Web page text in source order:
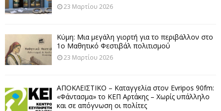
23 Μαρτίου 2026
Κύμη: Μια μεγάλη γιορτή για το περιβάλλον στο
1ο Μαθητικό Φεστιβάλ πολιτισμού
23 Μαρτίου 2026
ΑΠΟΚΛΕΙΣΤΙΚΟ – Καταγγελία στον Evripos 90fm:
«Φάντασμα» το ΚΕΠ Αρτάκης – Χωρίς υπάλληλο
και σε απόγνωση οι πολίτες